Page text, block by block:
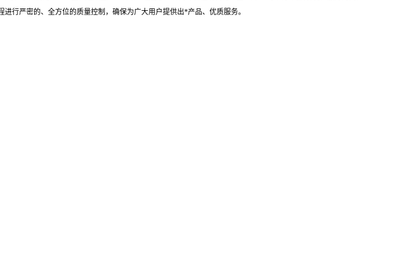
行严密的、全方位的质量控制，确保为广大用户提供出*产品、优质服务。